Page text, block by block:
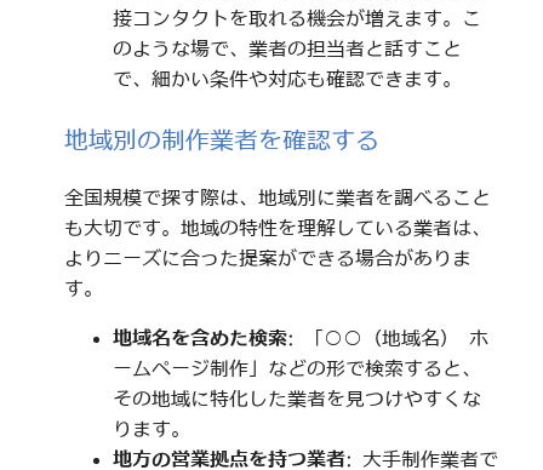
接コンタクトを取れる機会が増えます。こ
のような場で、業者の担当者と話すこと
で、細かい条件や対応も確認できます。
地域別の制作業者を確認する
全国規模で探す際は、地域別に業者を調べること
も大切です。地域の特性を理解している業者は、
よりニーズに合った提案ができる場合がありま
す。
地域名を含めた検索: 「○○（地域名） ホ
ームページ制作」などの形で検索すると、
その地域に特化した業者を見つけやすくな
ります。
地方の営業拠点を持つ業者: 大手制作業者で